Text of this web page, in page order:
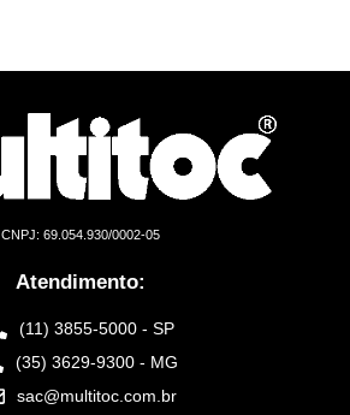
CNPJ: 69.054.930/0002-05
Atendimento:
(11) 3855-5000 - SP
(35) 3629-9300 - MG
sac@multitoc.com.br